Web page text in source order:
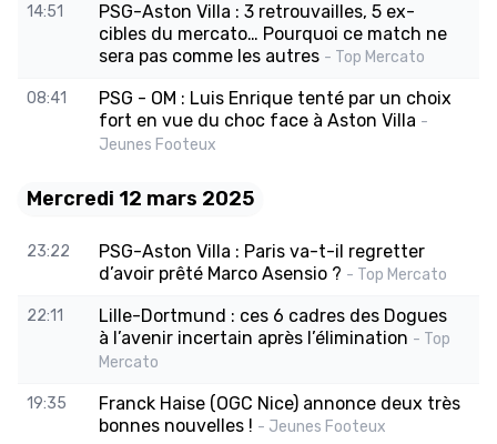
14:51
PSG-Aston Villa : 3 retrouvailles, 5 ex-
cibles du mercato… Pourquoi ce match ne
sera pas comme les autres - Top Mercato
08:41
PSG - OM : Luis Enrique tenté par un choix
fort en vue du choc face à Aston Villa -
Jeunes Footeux
Mercredi 12 mars 2025
23:22
PSG-Aston Villa : Paris va-t-il regretter
d’avoir prêté Marco Asensio ? - Top Mercato
22:11
Lille-Dortmund : ces 6 cadres des Dogues
à l’avenir incertain après l’élimination - Top
Mercato
19:35
Franck Haise (OGC Nice) annonce deux très
bonnes nouvelles ! - Jeunes Footeux